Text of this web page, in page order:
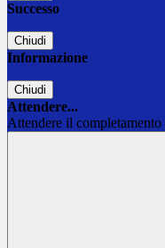
Successo
Chiudi
Informazione
Chiudi
Attendere...
Attendere il